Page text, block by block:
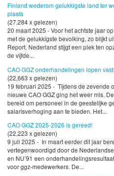
Finland wederom gelukkigste land ter
plaats
(27,284 x gelezen)
20 maart 2025 - Voor het achtste jaar
met de gelukkigste bevolking, zo blijkt
Report. Nederland stijgt een plek ten
de vijfde...
CAO GGZ onderhandelingen lopen
(22,663 x gelezen)
19 februari 2025 - Tijdens de zevende
nieuwe CAO GGZ ging het weer mis.
bereid om personeel in de geestelijke
salarisverhoging aan te bieden. Het...
CAO GGZ 2025-2026 is gereed!
(22,223 x gelezen)
9 juli 2025 - In maart eerder dit jaar
vertegenwoordigd door de
en NU’91 een
voor ggz-medewerkers. De...